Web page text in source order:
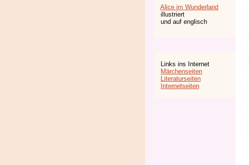
Alice im Wunderland
illustriert
und auf englisch
Links ins Internet
Märchenseiten
Literaturseiten
Internetseiten